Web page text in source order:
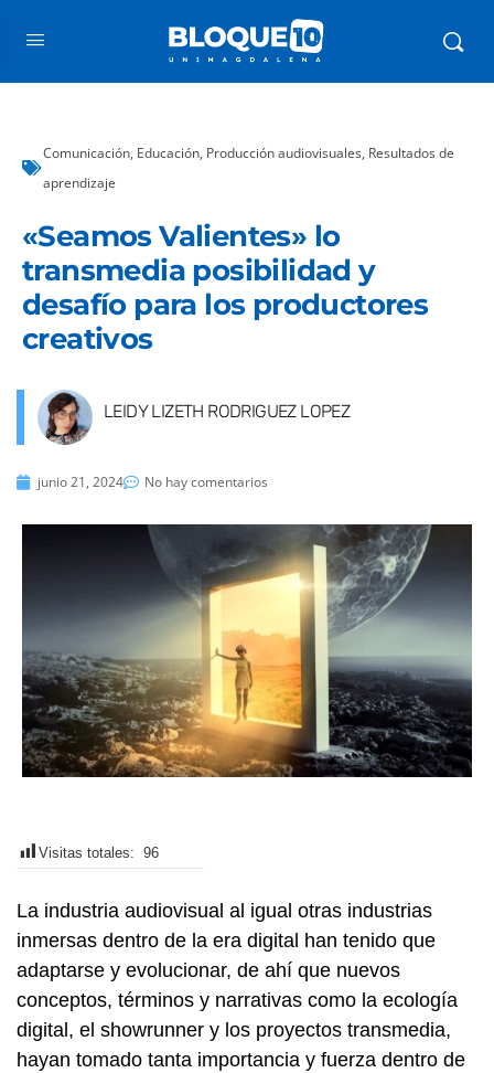
Comunicación, Educación, Producción audiovisuales, Resultados de
aprendizaje
«Seamos Valientes» lo
transmedia posibilidad y
desafío para los productores
creativos
LEIDY LIZETH RODRIGUEZ LOPEZ
junio 21, 2024 No hay comentarios
Visitas totales: 96
La industria audiovisual al igual otras industrias
inmersas dentro de la era digital han tenido que
adaptarse y evolucionar, de ahí que nuevos
conceptos, términos y narrativas como la ecología
digital, el showrunner y los proyectos transmedia,
hayan tomado tanta importancia y fuerza dentro de